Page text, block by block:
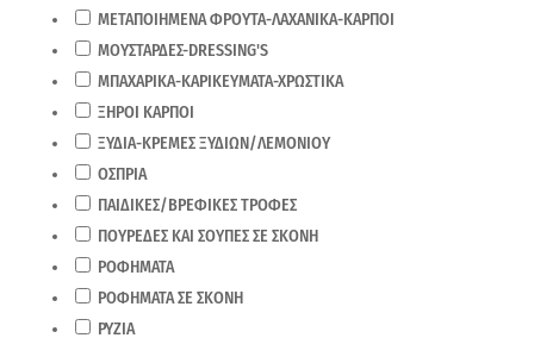
ΜΕΤΑΠΟΙΗΜΕΝΑ ΦΡΟΥΤΑ-ΛΑΧΑΝΙΚΑ-ΚΑΡΠΟΙ
ΜΟΥΣΤΑΡΔΕΣ-DRESSING'S
ΜΠΑΧΑΡΙΚΑ-ΚΑΡΙΚΕΥΜΑΤΑ-ΧΡΩΣΤΙΚΑ
ΞΗΡΟΙ ΚΑΡΠΟΙ
ΞΥΔΙΑ-ΚΡΕΜΕΣ ΞΥΔΙΩΝ/ΛΕΜΟΝΙΟΥ
ΟΣΠΡΙΑ
ΠΑΙΔΙΚΕΣ/ΒΡΕΦΙΚΕΣ ΤΡΟΦΕΣ
ΠΟΥΡΕΔΕΣ ΚΑΙ ΣΟΥΠΕΣ ΣΕ ΣΚΟΝΗ
ΡΟΦΗΜΑΤΑ
ΡΟΦΗΜΑΤΑ ΣΕ ΣΚΟΝΗ
ΡΥΖΙΑ